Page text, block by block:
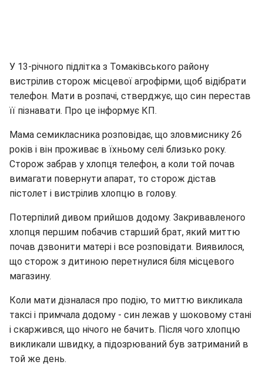
У 13-річного підлітка з Томаківського району
вистрілив сторож місцевої агрофірми, щоб відібрати
телефон. Мати в розпачі, стверджує, що син перестав
її пізнавати. Про це інформує КП.
Мама семикласника розповідає, що зловмиснику 26
років і він проживає в їхньому селі близько року.
Сторож забрав у хлопця телефон, а коли той почав
вимагати повернути апарат, то сторож дістав
пістолет і вистрілив хлопцю в голову.
Потерпілий дивом прийшов додому. Закривавленого
хлопця першим побачив старший брат, який миттю
почав дзвонити матері і все розповідати. Виявилося,
що сторож з дитиною перетнулися біля місцевого
магазину.
Коли мати дізналася про подію, то миттю викликала
таксі і примчала додому - син лежав у шоковому стані
і скаржився, що нічого не бачить. Після чого хлопцю
викликали швидку, а підозрюваний був затриманий в
той же день.